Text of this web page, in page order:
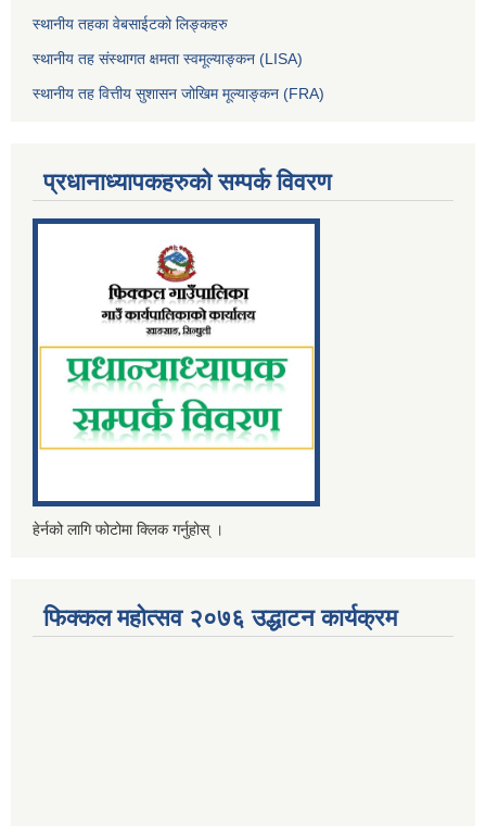
स्थानीय तहका वेबसाईटको लिङ्कहरु
स्थानीय तह संस्थागत क्षमता स्वमूल्याङ्कन (LISA)
स्थानीय तह वित्तीय सुशासन जोखिम मूल्याङ्कन (FRA)
प्रधानाध्यापकहरुको सम्पर्क विवरण
हेर्नको लागि फोटोमा क्लिक गर्नुहोस् ।
फिक्कल महोत्सव २०७६ उद्धाटन कार्यक्रम